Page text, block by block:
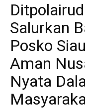
Salurkan
Posko
Aman
Nyata